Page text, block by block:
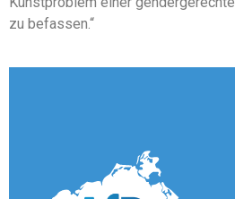
zu befassen.“